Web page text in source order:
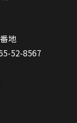
地
52-8567